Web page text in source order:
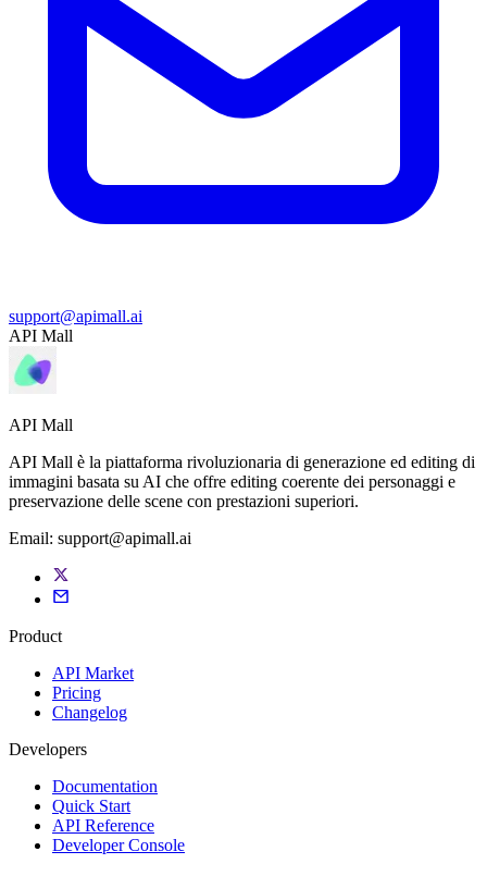
support@apimall.ai
API Mall
API Mall
API Mall è la piattaforma rivoluzionaria di generazione ed editing di
immagini basata su AI che offre editing coerente dei personaggi e
preservazione delle scene con prestazioni superiori.
Email: support@apimall.ai
Product
API Market
Pricing
Changelog
Developers
Documentation
Quick Start
API Reference
Developer Console